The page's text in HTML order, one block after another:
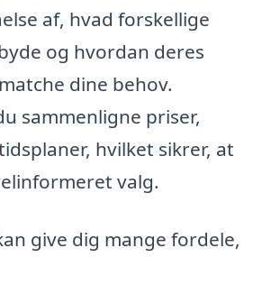
af, hvad forskellige
og hvordan deres
dine behov.
sammenligne priser,
hvilket sikrer, at
valg.
give dig mange fordele,